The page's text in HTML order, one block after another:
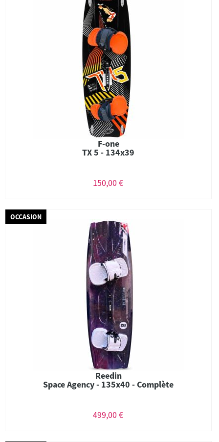
F-one
TX 5 - 134x39
150,00 €
OCCASION
Reedin
Space Agency - 135x40 - Complète
499,00 €